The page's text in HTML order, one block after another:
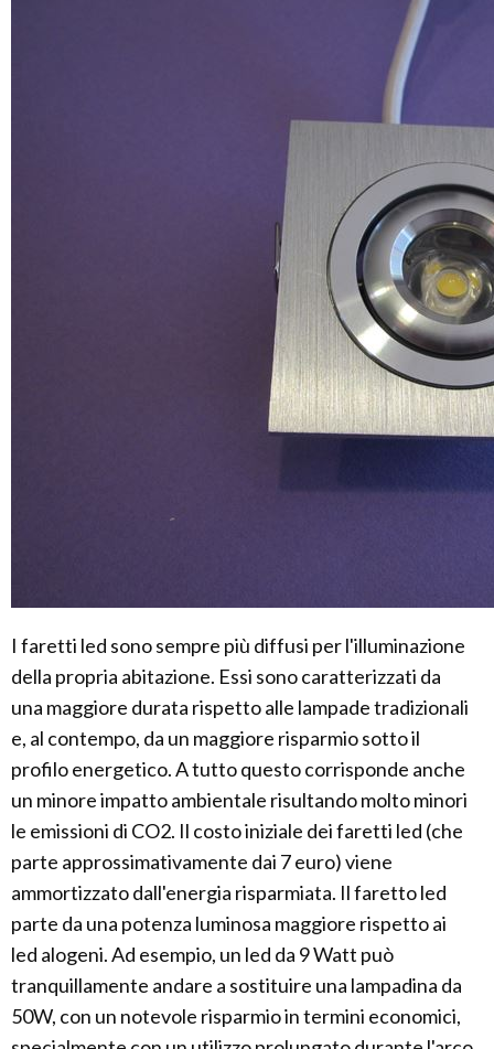
I faretti led sono sempre più diffusi per l'illuminazione
della propria abitazione. Essi sono caratterizzati da
una maggiore durata rispetto alle lampade tradizionali
e, al contempo, da un maggiore risparmio sotto il
profilo energetico. A tutto questo corrisponde anche
un minore impatto ambientale risultando molto minori
le emissioni di CO2. Il costo iniziale dei faretti led (che
parte approssimativamente dai 7 euro) viene
ammortizzato dall'energia risparmiata. Il faretto led
parte da una potenza luminosa maggiore rispetto ai
led alogeni. Ad esempio, un led da 9 Watt può
tranquillamente andare a sostituire una lampadina da
50W, con un notevole risparmio in termini economici,